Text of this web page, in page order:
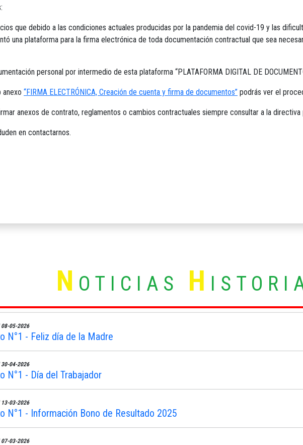
que debido a las condiciones actuales producidas por la pandemia del covid-19 y las
una plataforma para la firma electrónica de toda documentación contractual que sea
personal por intermedio de esta plataforma “PLATAFORMA DIGITAL DE
anexo “FIRMA ELECTRÓNICA, Creación de cuenta y firma de documentos” podrás ver el
anexos de contrato, reglamentos o cambios contractuales siempre consultar a la directiva
en contactarnos.
N OTICIAS H
08-05-2026
N°1 - Feliz día de la Madre
30-04-2026
N°1 - Día del Trabajador
13-03-2026
N°1 - Información Bono de Resultado 2025
07-03-2026